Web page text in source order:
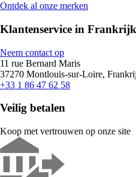
Ontdek al onze merken
Klantenservice in Frankrijk
Neem contact op
11 rue Bernard Maris
37270 Montlouis-sur-Loire,
+33 1 86 47 62 58
Veilig betalen
Koop met vertrouwen op onze site